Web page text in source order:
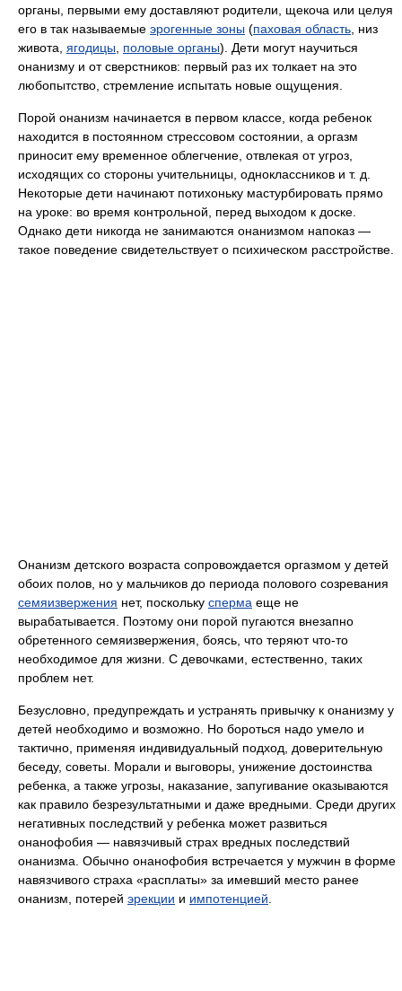
органы, первыми ему доставляют родители, щекоча или целуя
его в так называемые эрогенные зоны (паховая область, низ
живота, ягодицы, половые органы). Дети могут научиться
онанизму и от сверстников: первый раз их толкает на это
любопытство, стремление испытать новые ощущения.
Порой онанизм начинается в первом классе, когда ребенок
находится в постоянном стрессовом состоянии, а оргазм
приносит ему временное облегчение, отвлекая от угроз,
исходящих со стороны учительницы, одноклассников и т. д.
Некоторые дети начинают потихоньку мастурбировать прямо
на уроке: во время контрольной, перед выходом к доске.
Однако дети никогда не занимаются онанизмом напоказ —
такое поведение свидетельствует о психическом расстройстве.
Онанизм детского возраста сопровождается оргазмом у детей
обоих полов, но у мальчиков до периода полового созревания
семяизвержения нет, поскольку сперма еще не
вырабатывается. Поэтому они порой пугаются внезапно
обретенного семяизвержения, боясь, что теряют что-то
необходимое для жизни. С девочками, естественно, таких
проблем нет.
Безусловно, предупреждать и устранять привычку к онанизму у
детей необходимо и возможно. Но бороться надо умело и
тактично, применяя индивидуальный подход, доверительную
беседу, советы. Морали и выговоры, унижение достоинства
ребенка, а также угрозы, наказание, запугивание оказываются
как правило безрезультатными и даже вредными. Среди других
негативных последствий у ребенка может развиться
онанофобия — навязчивый страх вредных последствий
онанизма. Обычно онанофобия встречается у мужчин в форме
навязчивого страха «расплаты» за имевший место ранее
онанизм, потерей эрекции и импотенцией.